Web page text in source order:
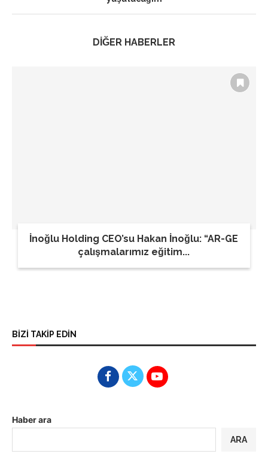
DİĞER HABERLER
İnoğlu Holding CEO’su Hakan İnoğlu: “AR-GE
çalışmalarımız eğitim...
BİZİ TAKİP EDİN
Haber ara
ARA